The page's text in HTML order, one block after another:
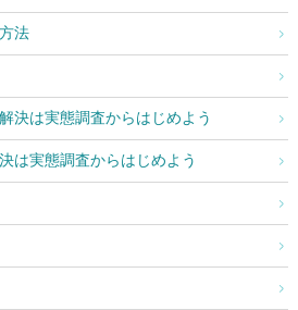
法
決は実態調査からはじめよう
は実態調査からはじめよう